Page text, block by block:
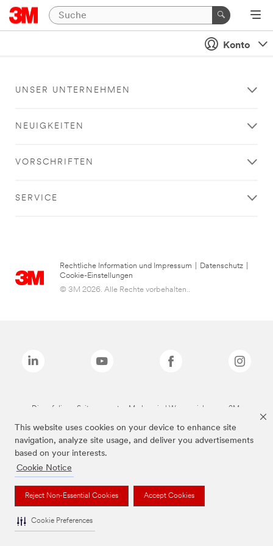
This website uses cookies on your device to enhance site
navigation, analyze site usage, and deliver you advertisements
based on your interests.
Cookie Notice
Reject Non-Essential Cookies Accept Cookies
Cookie Preferences
Konto
UNSER UNTERNEHMEN
NEUIGKEITEN
VORSCHRIFTEN
SERVICE
Rechtliche Information und Impressum Datenschutz
Cookie-Einstellungen
© 3M 2026. Alle Rechte vorbehalten..
Die auf dieser Seite genannten Marken sind Warenzeichen von 3M.